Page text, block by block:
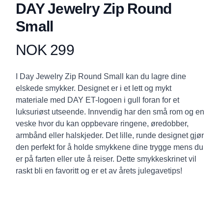
DAY Jewelry Zip Round
Small
Produktdetaljer
NOK 299
Description
I Day Jewelry Zip Round Small kan du lagre dine
elskede smykker. Designet er i et lett og mykt
materiale med DAY ET-logoen i gull foran for et
luksuriøst utseende. Innvendig har den små rom og en
veske hvor du kan oppbevare ringene, øredobber,
armbånd eller halskjeder. Det lille, runde designet gjør
den perfekt for å holde smykkene dine trygge mens du
er på farten eller ute å reiser. Dette smykkeskrinet vil
raskt bli en favoritt og er et av årets julegavetips!